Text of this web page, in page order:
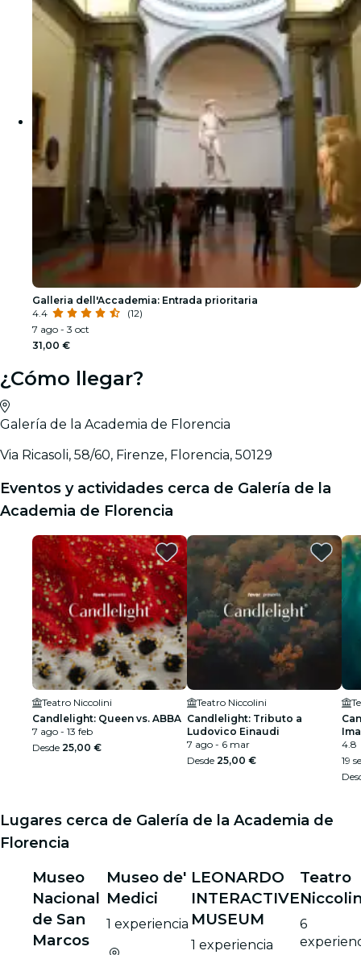
Galleria dell'Accademia: Entrada prioritaria
4.4
(12)
7 ago - 3 oct
31,00 €
¿Cómo llegar?
Galería de la Academia de Florencia
Via Ricasoli, 58/60, Firenze, Florencia, 50129
Eventos y actividades cerca de Galería de la
Academia de Florencia
Teatro Niccolini
Candlelight: Queen vs. ABBA
7 ago - 13 feb
Desde 25,00 €
Teatro Niccolini
Candlelight: Tributo a
Ludovico Einaudi
7 ago - 6 mar
Desde 25,00 €
4.8
19
Lugares cerca de Galería de la Academia de
Florencia
Museo
Nacional
de San
Marcos
Museo de'
Medici
1 experiencia
LEONARDO
INTERACTIVE
MUSEUM
1 experiencia
Teatro
6